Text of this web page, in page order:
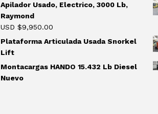
Apilador Usado, Electrico, 3000 Lb,
Raymond
USD $9,950.00
Plataforma Articulada Usada Snorkel
Lift
Montacargas HANDO 15.432 Lb Diesel
Nuevo